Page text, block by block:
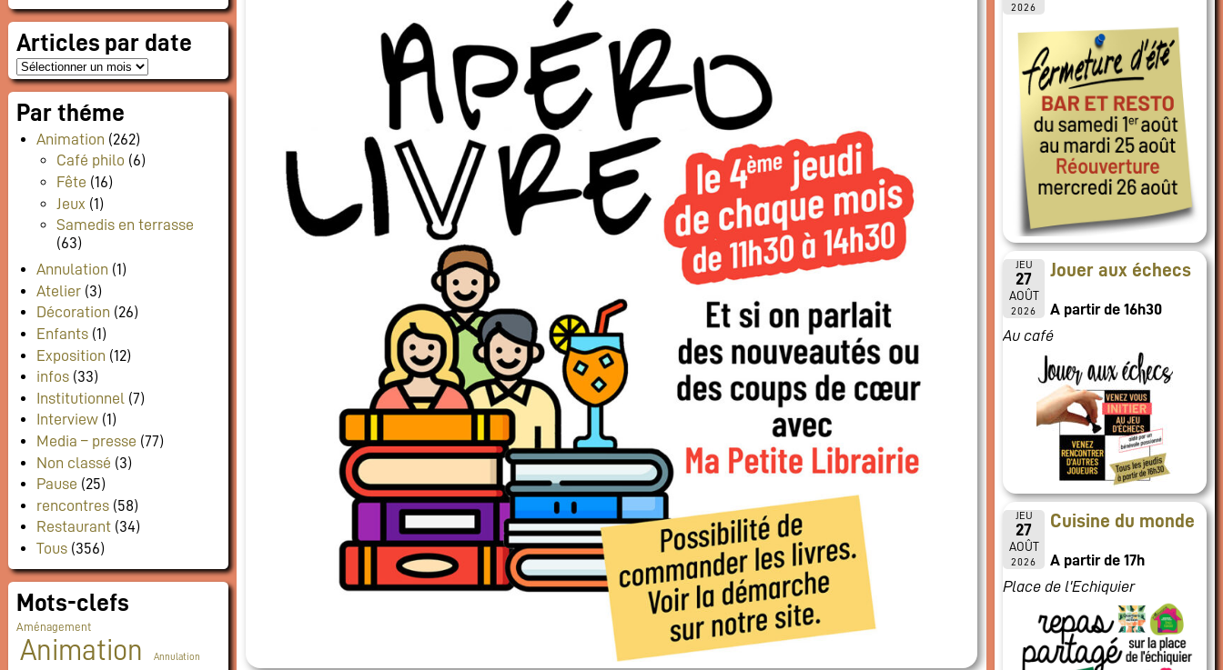
Articles par date
Par théme
Animation (262)
Café philo (6)
Fête (16)
Jeux (1)
Samedis en terrasse
(63)
Annulation (1)
Atelier (3)
Décoration (26)
Enfants (1)
Exposition (12)
infos (33)
Institutionnel (7)
Interview (1)
Media – presse (77)
Non classé (3)
Pause (25)
rencontres (58)
Restaurant (34)
Tous (356)
Mots-clefs
Aménagement
Animation Annulation
2026
JEU
27
AOÛT
2026
Jouer aux échecs
A partir de 16h30
Au café
JEU
27
AOÛT
2026
Cuisine du monde
A partir de 17h
Place de l'Echiquier